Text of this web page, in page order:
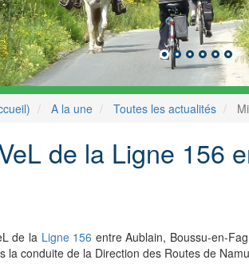
A la une Toutes les actualités
de la Ligne 156
de la Ligne 156 entre Aublain, Boussu-en-
conduite de la Direction des Routes de